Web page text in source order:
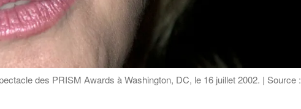
des PRISM Awards à Washington, DC, le 16 juillet 2002. | Source :